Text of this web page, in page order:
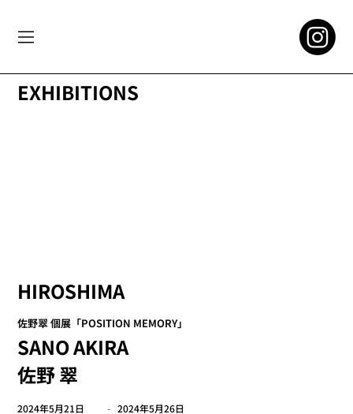
HIROSHIMA
佐野翠 個展「POSITION MEMORY」
佐野 翠
SANO AKIRA
2024年5月21日 - 2024年5月26日
EXHIBITIONS